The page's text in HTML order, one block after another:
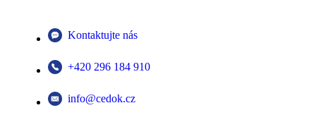
Kontaktujte nás
+420 296 184 910
info@cedok.cz